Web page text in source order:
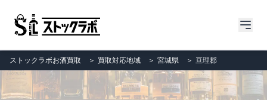
ストックラボお酒買取 ＞ 買取対応地域 ＞ 宮城県 ＞ 亘理郡